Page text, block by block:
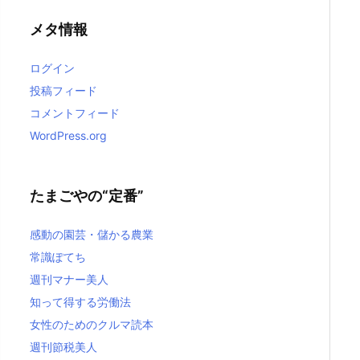
メタ情報
ログイン
投稿フィード
コメントフィード
WordPress.org
たまごやの“定番”
感動の園芸・儲かる農業
常識ぽてち
週刊マナー美人
知って得する労働法
女性のためのクルマ読本
週刊節税美人